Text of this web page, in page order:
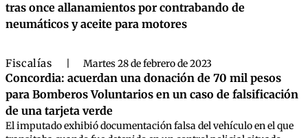
tras once allanamientos por contrabando de
neumáticos y aceite para motores
Fiscalías Martes 28 de febrero de 2023
Concordia: acuerdan una donación de 70 mil pesos
para Bomberos Voluntarios en un caso de falsificación
de una tarjeta verde
El imputado exhibió documentación falsa del vehículo en el que